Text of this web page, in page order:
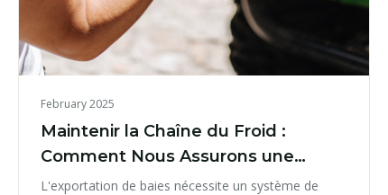
February 2025
Maintenir la Chaîne du Froid :
Comment Nous Assurons une
Fraîcheur Optimale à l'Export
L'exportation de baies nécessite un système de